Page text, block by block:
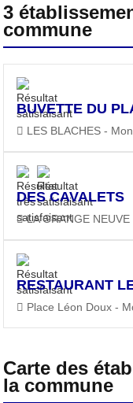
3
commune
BUVETTE DU
LES BLACHES -
DES CAVALETS
LA GRANGE
RESTAURANT
Place Léon Doux -
Carte des
la commune